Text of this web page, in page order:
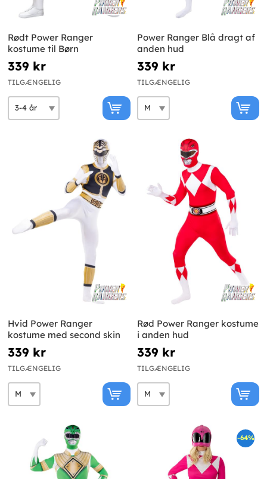
Rødt Power Ranger
kostume til Børn
339 kr
TILGÆNGELIG
Power Ranger Blå dragt af
anden hud
339 kr
TILGÆNGELIG
Hvid Power Ranger
kostume med second skin
339 kr
TILGÆNGELIG
Rød Power Ranger kostume
i anden hud
339 kr
TILGÆNGELIG
-64%